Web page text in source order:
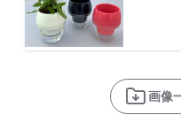
画像